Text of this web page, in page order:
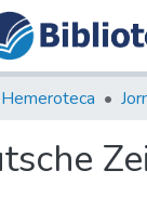
Hemeroteca